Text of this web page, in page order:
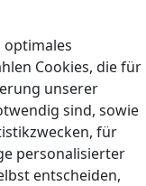
optimales
Cookies, die für
unserer
sind, sowie
für
personalisierter
entscheiden,